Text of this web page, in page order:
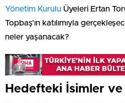
Yönetim Kurulu Üyeleri Ertan
Topbaş’ın katılımıyla
neler yaşanacak?
Hedefteki İsimler ve